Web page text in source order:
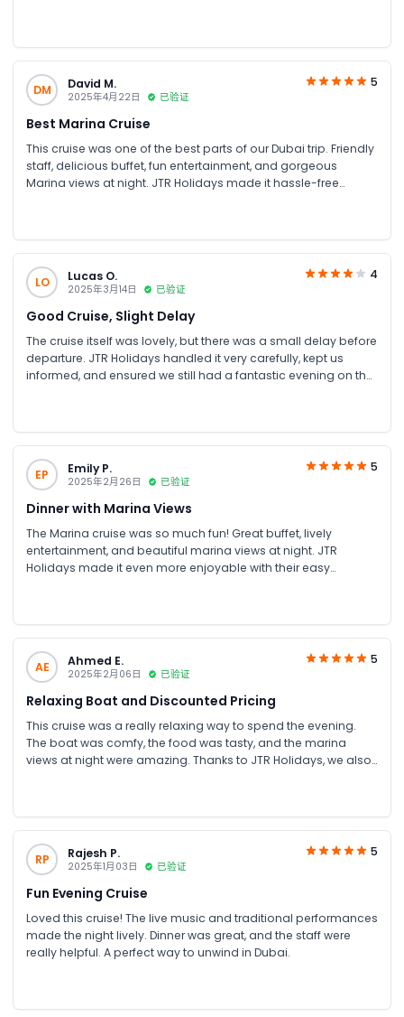
DM David M.
2025年4月22日 已验证
5
Best Marina Cruise
This cruise was one of the best parts of our Dubai trip. Friendly
staff, delicious buffet, fun entertainment, and gorgeous
Marina views at night. JTR Holidays made it hassle-free
LO Lucas O.
2025年3月14日 已验证
4
Good Cruise, Slight Delay
The cruise itself was lovely, but there was a small delay before
departure. JTR Holidays handled it very carefully, kept us
informed, and ensured we still had a fantastic evening on the
EP Emily P.
2025年2月26日 已验证
5
Dinner with Marina Views
The Marina cruise was so much fun! Great buffet, lively
entertainment, and beautiful marina views at night. JTR
Holidays made it even more enjoyable with their easy
AE Ahmed E.
2025年2月06日 已验证
5
Relaxing Boat and Discounted Pricing
This cruise was a really relaxing way to spend the evening.
The boat was comfy, the food was tasty, and the marina
views at night were amazing. Thanks to JTR Holidays, we also
RP Rajesh P.
2025年1月03日 已验证
5
Fun Evening Cruise
Loved this cruise! The live music and traditional performances
made the night lively. Dinner was great, and the staff were
really helpful. A perfect way to unwind in Dubai.